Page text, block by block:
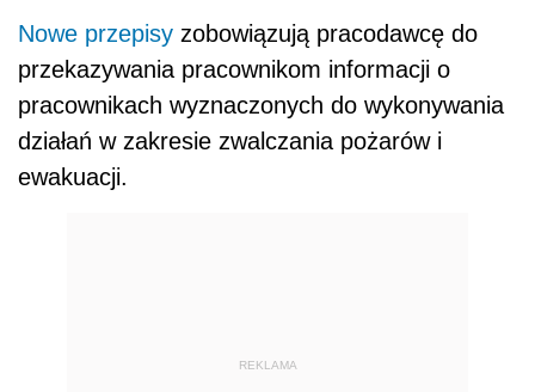
Nowe przepisy zobowiązują pracodawcę do
przekazywania pracownikom informacji o
pracownikach wyznaczonych do wykonywania
działań w zakresie zwalczania pożarów i
ewakuacji.
REKLAMA